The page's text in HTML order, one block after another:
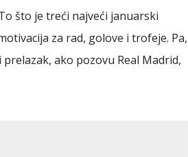
što je treći najveći januarski
za rad, golove i trofeje. Pa,
ako pozovu Real Madrid,